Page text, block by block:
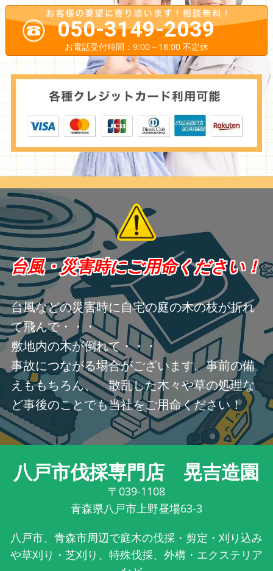
050-3149-2039
お電話受付時間：9:00～18:00 不定休
台風・災害時にご用命ください！
台風などの災害時に自宅の庭の木の枝が折れ
て飛んで・・・
敷地内の木が倒れて・・・
事故につながる場合がございます。事前の備
えももちろん、 散乱した木々や草の処理な
ど事後のことでも当社をご用命ください！
八戸市伐採専門店 晃吉造園
〒039-1108
青森県八戸市上野昼場63-3
八戸市、青森市周辺で庭木の伐採・剪定・刈り込み
や草刈り・芝刈り、特殊伐採、外構・エクステリア